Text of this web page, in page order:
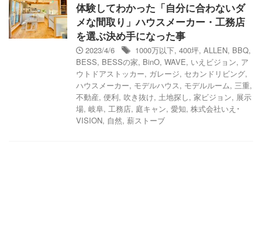
体験してわかった「自分に合わないダ
メな間取り」ハウスメーカー・工務店
を選ぶ決め手になった事
2023/4/6 1000万以下, 400坪, ALLEN, BBQ,
BESS, BESSの家, BinO, WAVE, いえビジョン, ア
ウトドアストッカー, ガレージ, セカンドリビング,
ハウスメーカー, モデルハウス, モデルルーム, 三重,
不動産, 便利, 吹き抜け, 土地探し, 家ビジョン, 展示
場, 岐阜, 工務店, 庭キャン, 愛知, 株式会社いえ･
VISION, 自然, 薪ストーブ